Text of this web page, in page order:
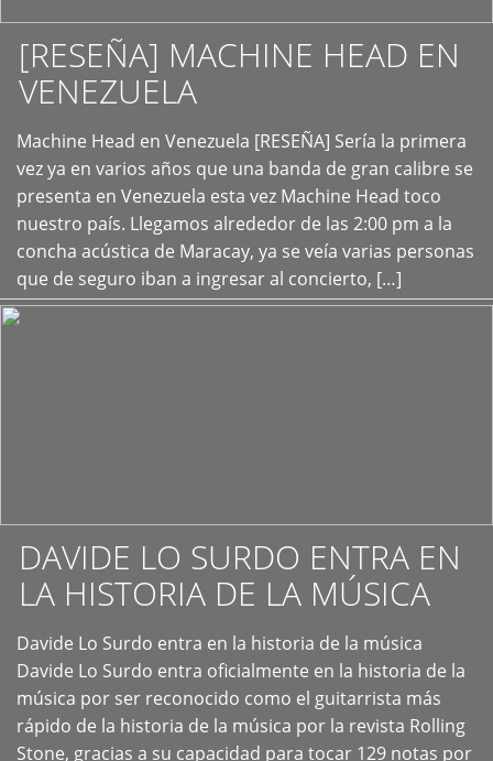
[RESEÑA] MACHINE HEAD EN
VENEZUELA
Machine Head en Venezuela [RESEÑA] Sería la primera
vez ya en varios años que una banda de gran calibre se
presenta en Venezuela esta vez Machine Head toco
nuestro país. Llegamos alrededor de las 2:00 pm a la
concha acústica de Maracay, ya se veía varias personas
que de seguro iban a ingresar al concierto, […]
+
DAVIDE LO SURDO ENTRA EN
LA HISTORIA DE LA MÚSICA
Davide Lo Surdo entra en la historia de la música
Davide Lo Surdo entra oficialmente en la historia de la
música por ser reconocido como el guitarrista más
rápido de la historia de la música por la revista Rolling
Stone, gracias a su capacidad para tocar 129 notas por
+